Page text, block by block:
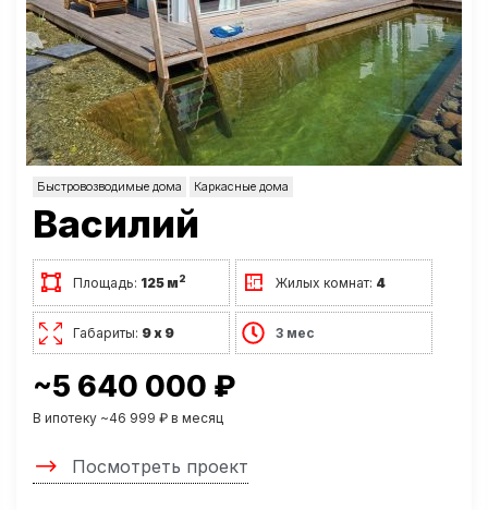
Быстровозводимые дома Каркасные дома
Василий
Площадь: 125 м2 Жилых комнат: 4
Габариты: 9 х 9 3 мес
~5 640 000 ₽
В ипотеку ~46 999 ₽ в месяц
Посмотреть проект